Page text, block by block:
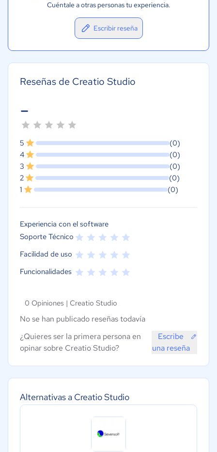
Alternativas a Creatio Studio
Cuéntale a otras personas tu experiencia.
Escribir reseña
Reseñas de Creatio Studio
-
5
(0)
4
(0)
3
(0)
2
(0)
1
(0)
Experiencia con el software
Soporte Técnico
Facilidad de uso
Funcionalidades
0 Opiniones | Creatio Studio
No se han publicado reseñas todavía
¿Quieres ser la primera persona en
opinar sobre Creatio Studio?
Escribe
una reseña